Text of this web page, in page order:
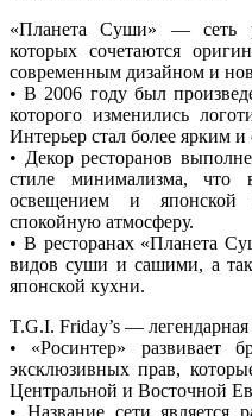
«Планета Суши» — сеть
которых сочетаются
современным дизайном и
• В 2006 году был
которого изменились
Интерьер стал более ярким
• Декор ресторанов
стиле минимализма, что
освещением и
спокойную атмосферу.
• В ресторанах «Планета
видов суши и сашими, а
японской кухни.
T.G.I. Friday’s —
• «Росинтер» развивает
эксклюзивных прав,
Центральной и Восточной
• Название сети является